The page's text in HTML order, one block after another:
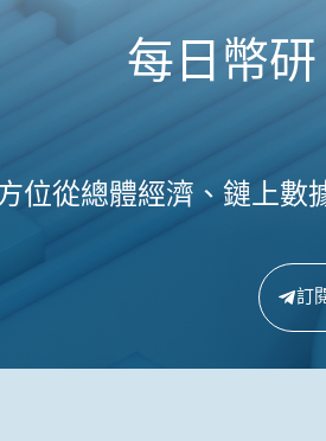
每日幣
位從總體經濟、鏈上
訂